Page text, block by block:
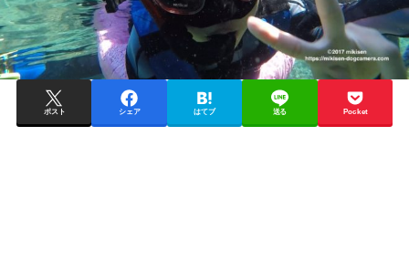
ポスト シェア はてブ 送る Pocket